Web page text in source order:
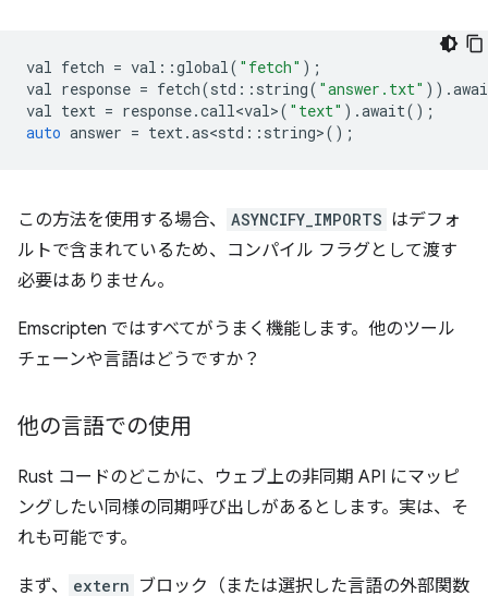
val fetch = val ::global( "fetch" );
val response = fetch(std :: string( "answer.txt" )).
val text = response.call<val>( "text" ).await();
auto answer = text.as<std :: string>();
この方法を使用する場合、 ASYNCIFY_IMPORTS はデフォ
ルトで含まれているため、コンパイル フラグとして渡す
必要はありません。
Emscripten ではすべてがうまく機能します。他のツール
チェーンや言語はどうですか？
他の言語での使用
Rust コードのどこかに、ウェブ上の非同期 API にマッピ
ングしたい同様の同期呼び出しがあるとします。実は、そ
れも可能です。
まず、 extern ブロック（または選択した言語の外部関数